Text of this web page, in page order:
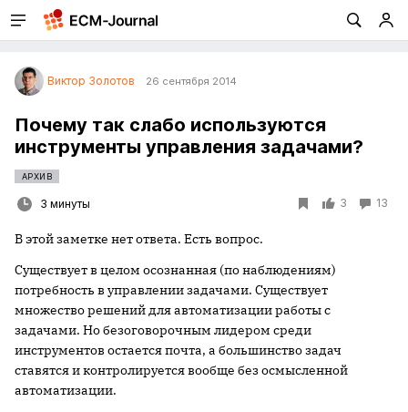
Виктор Золотов 26 сентября 2014
Почему так слабо используются
инструменты управления задачами?
АРХИВ
3 минуты 3 13
В этой заметке нет ответа. Есть вопрос.
Существует в целом осознанная (по наблюдениям)
потребность в управлении задачами. Существует
множество решений для автоматизации работы с
задачами. Но безоговорочным лидером среди
инструментов остается почта, а большинство задач
ставятся и контролируется вообще без осмысленной
автоматизации.